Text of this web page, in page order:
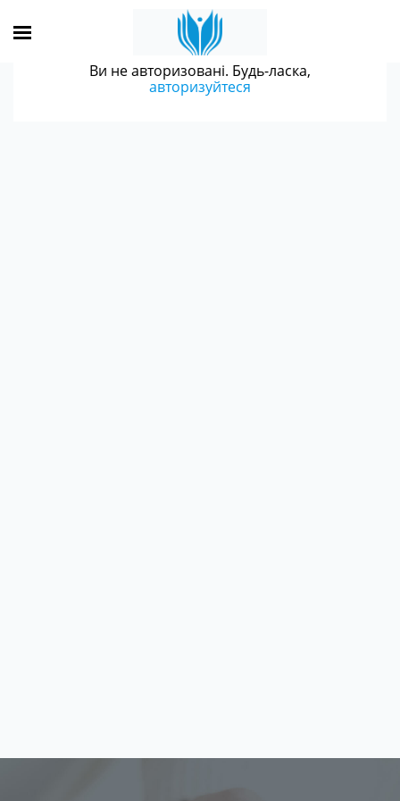
Ви не авторизовані. Будь-ласка,
авторизуйтеся